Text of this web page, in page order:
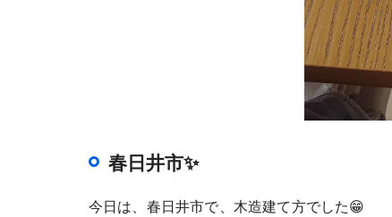
春日井市✨
今日は、春日井市で、木造建て方でした😁